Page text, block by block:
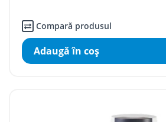
Compară produsul
Adaugă în coş